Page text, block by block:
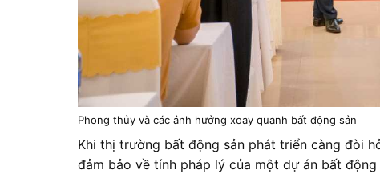
Phong thủy và các ảnh hưởng xoay quanh bất động sản
Khi thị trường bất động sản phát triển càng đòi
đảm bảo về tính pháp lý của một dự án bất